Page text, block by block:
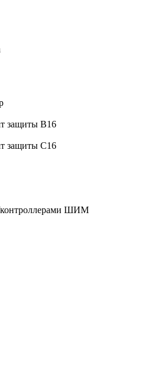
защиты B16
защиты C16
контроллерами ШИМ